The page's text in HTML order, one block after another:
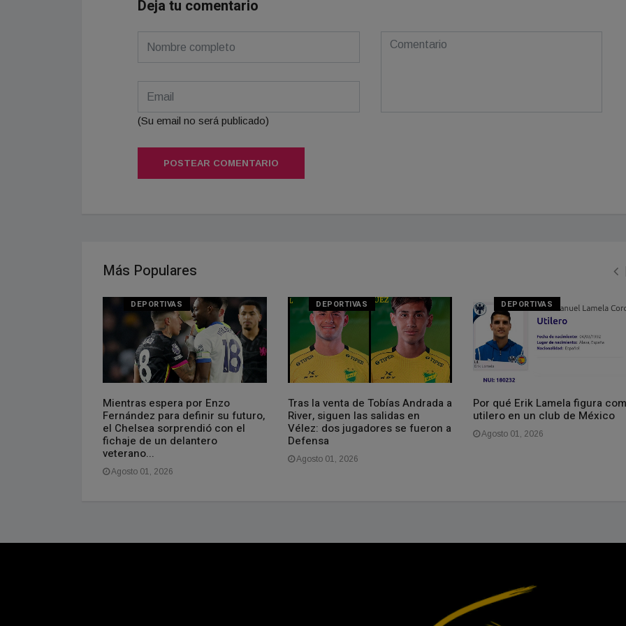
Deja tu comentario
(Su email no será publicado)
POSTEAR COMENTARIO
Más Populares
DEPORTIVAS
Mientras espera por Enzo
Fernández para definir su futuro,
el Chelsea sorprendió con el
fichaje de un delantero
veterano...
Agosto 01, 2026
DEPORTIVAS
Tras la venta de Tobías Andrada a
River, siguen las salidas en
Vélez: dos jugadores se fueron a
Defensa
Agosto 01, 2026
DEPORTIVAS
Por qué Erik Lamela figura
utilero en un club de México
Agosto 01, 2026